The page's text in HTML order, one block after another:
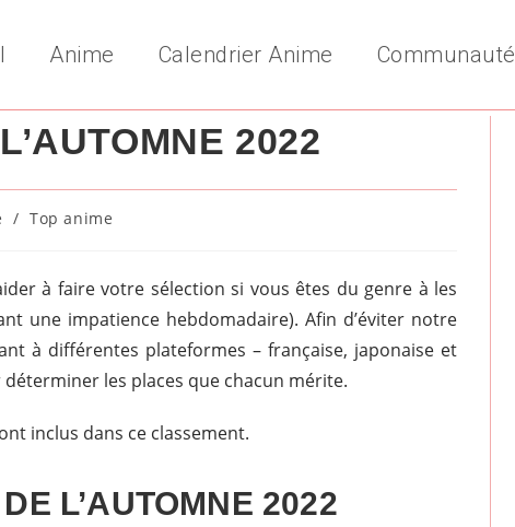
Anime Calendrier Anime Communauté
2022
/ Top anime
à faire votre sélection si vous êtes du genre à les
une impatience hebdomadaire). Afin d’éviter notre
à différentes plateformes – française, japonaise et
les places que chacun mérite.
inclus dans ce classement.
L’AUTOMNE 2022